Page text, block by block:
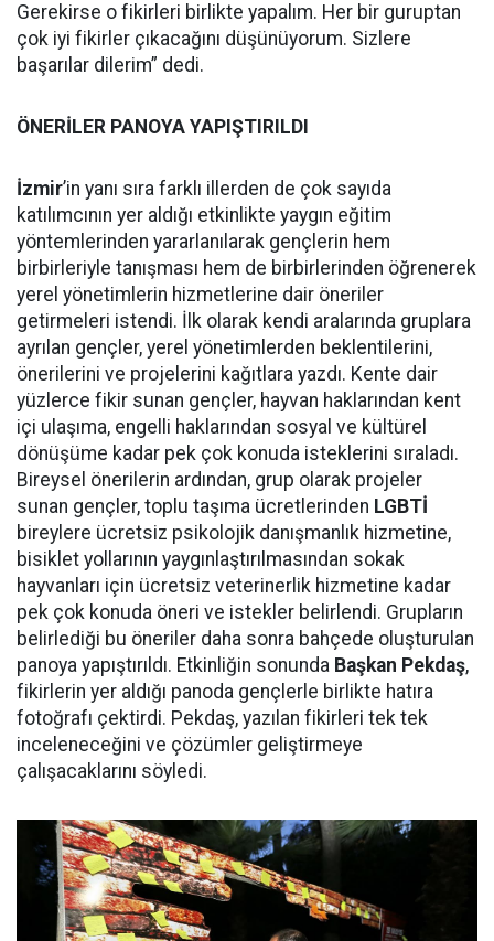
Gerekirse o fikirleri birlikte yapalım. Her bir guruptan
çok iyi fikirler çıkacağını düşünüyorum. Sizlere
başarılar dilerim” dedi.
ÖNERİLER PANOYA YAPIŞTIRILDI
İzmir’in yanı sıra farklı illerden de çok sayıda
katılımcının yer aldığı etkinlikte yaygın eğitim
yöntemlerinden yararlanılarak gençlerin hem
birbirleriyle tanışması hem de birbirlerinden öğrenerek
yerel yönetimlerin hizmetlerine dair öneriler
getirmeleri istendi. İlk olarak kendi aralarında gruplara
ayrılan gençler, yerel yönetimlerden beklentilerini,
önerilerini ve projelerini kağıtlara yazdı. Kente dair
yüzlerce fikir sunan gençler, hayvan haklarından kent
içi ulaşıma, engelli haklarından sosyal ve kültürel
dönüşüme kadar pek çok konuda isteklerini sıraladı.
Bireysel önerilerin ardından, grup olarak projeler
sunan gençler, toplu taşıma ücretlerinden LGBTİ
bireylere ücretsiz psikolojik danışmanlık hizmetine,
bisiklet yollarının yaygınlaştırılmasından sokak
hayvanları için ücretsiz veterinerlik hizmetine kadar
pek çok konuda öneri ve istekler belirlendi. Grupların
belirlediği bu öneriler daha sonra bahçede oluşturulan
panoya yapıştırıldı. Etkinliğin sonunda Başkan Pekdaş,
fikirlerin yer aldığı panoda gençlerle birlikte hatıra
fotoğrafı çektirdi. Pekdaş, yazılan fikirleri tek tek
inceleneceğini ve çözümler geliştirmeye
çalışacaklarını söyledi.